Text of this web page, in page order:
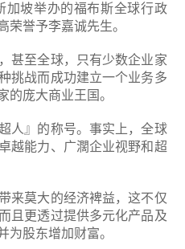
坡举办的福布斯全球行政
荣誉予李嘉诚先生。
甚至全球，只有少数企业家
挑战而成功建立一个业务多
的庞大商业王国。
人』的称号。事实上，全球
越能力、广濶企业视野和超
来莫大的经济裨益，这不仅
且更透过提供多元化产品及
为股东增加财富。